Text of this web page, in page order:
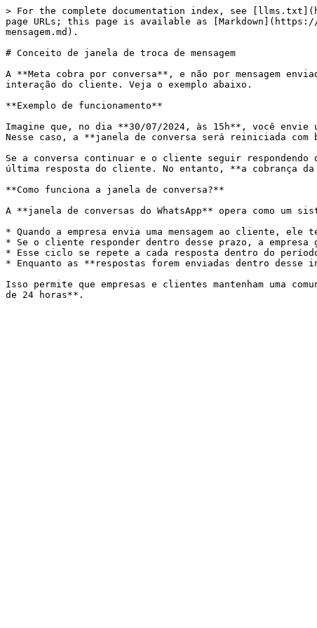
> For the complete documentation index, see
page URLs; this page is available as
mensagem.md).
# Conceito de janela de troca de mensagem
A **Meta cobra por conversa**, e não por mensagem
interação do cliente. Veja o exemplo abaixo.
**Exemplo de funcionamento**
Imagine que, no dia **30/07/2024, às 15h**, você envie
Nesse caso, a **janela de conversa será reiniciada com
Se a conversa continuar e o cliente seguir
última resposta do cliente. No entanto, **a cobrança
**Como funciona a janela de conversa?**
A **janela de conversas do WhatsApp** opera como um
* Quando a empresa envia uma mensagem ao cliente, ele
* Se o cliente responder dentro desse prazo, a
* Esse ciclo se repete a cada resposta dentro do
* Enquanto as **respostas forem enviadas dentro
Isso permite que empresas e clientes mantenham uma